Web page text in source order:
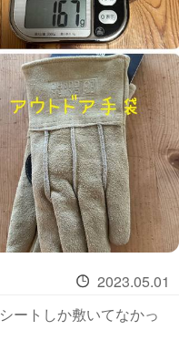
2023.05.01
ートしか敷いてなかっ